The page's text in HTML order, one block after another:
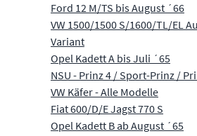
Ford 12 M/TS bis August ´66
VW 1500/1500 S/1600/TL/EL
Variant
Opel Kadett A bis Juli ´65
NSU - Prinz 4 / Sport-Prinz /
VW Käfer - Alle Modelle
Fiat 600/D/E Jagst 770 S
Opel Kadett B ab August ´65